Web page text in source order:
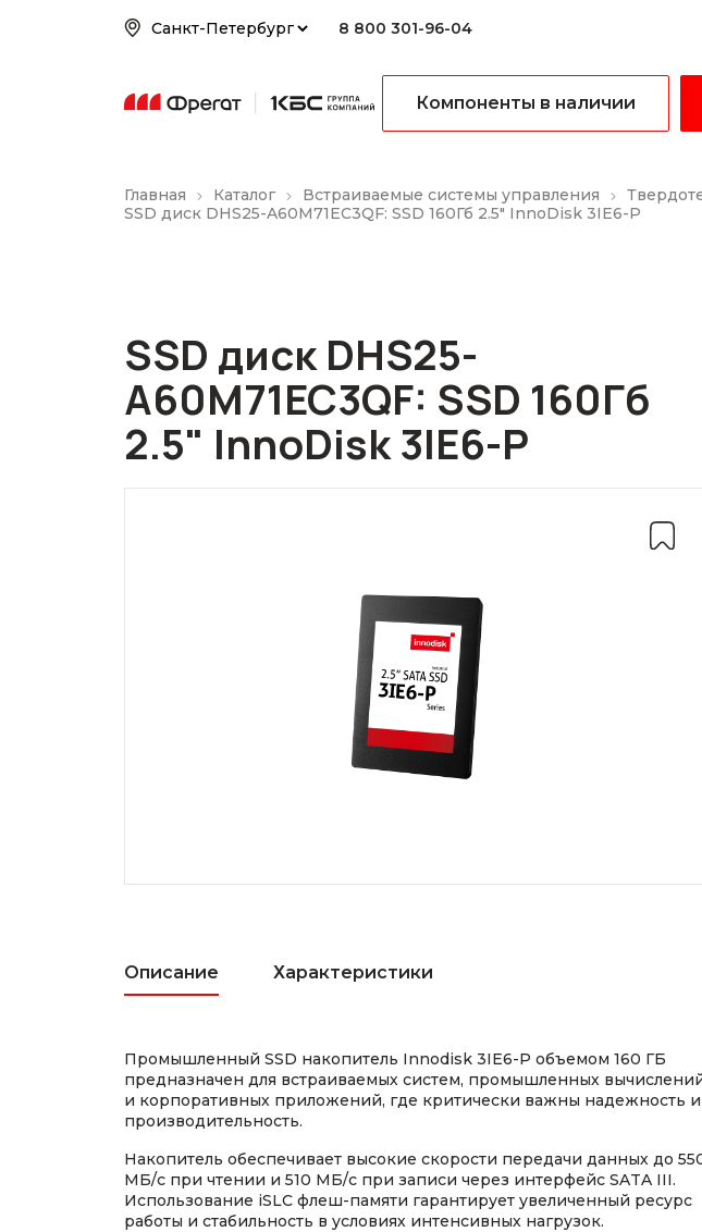
8 800 301-96-04
Компоненты в наличии
Главная Каталог Встраиваемые системы управления
SSD диск DHS25-A60M71EC3QF: SSD 160Гб 2.5" InnoDisk 3IE6-P
SSD диск DHS25-
A60M71EC3QF: SSD 160Гб
2.5" InnoDisk 3IE6-P
Описание Характеристики
Промышленный SSD накопитель Innodisk 3IE6-P объемом 160 ГБ
предназначен для встраиваемых систем, промышленных
и корпоративных приложений, где критически важны надежность и
производительность.
Накопитель обеспечивает высокие скорости передачи данных до
МБ/с при чтении и 510 МБ/с при записи через интерфейс SATA III.
Использование iSLC флеш-памяти гарантирует увеличенный ресурс
работы и стабильность в условиях интенсивных нагрузок.